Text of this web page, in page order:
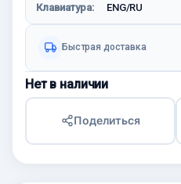
Клавиатура: ENG/RU
Быстрая доставка
Нет в наличии
Поделиться